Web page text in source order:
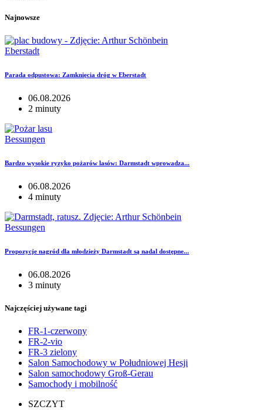
Najnowsze
Eberstadt
Parada odpustowa: Zamknięcia dróg w Eberstadt
06.08.2026
2 minuty
Bessungen
Bardzo wysokie ryzyko pożarów lasów: Darmstadt wprowadza...
06.08.2026
4 minuty
Bessungen
Propozycje nagród dla młodzieży Darmstadt są nadal dostępne...
06.08.2026
3 minuty
Najczęściej używane tagi
FR-1-czerwony
FR-2-vio
FR-3 zielony
Salon Samochodowy w Południowej Hesji
Salon samochodowy Groß-Gerau
Samochody i mobilność
SZCZYT